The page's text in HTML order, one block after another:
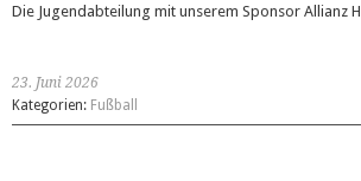
Die Jugendabteilung mit unserem Sponsor Allianz
23. Juni 2026
Kategorien: Fußball